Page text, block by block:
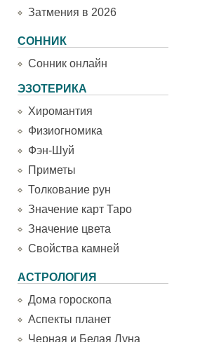
Затмения в 2026
СОННИК
Сонник онлайн
ЭЗОТЕРИКА
Хиромантия
Физиогномика
Фэн-Шуй
Приметы
Толкование рун
Значение карт Таро
Значение цвета
Свойства камней
АСТРОЛОГИЯ
Дома гороскопа
Аспекты планет
Черная и Белая Луна